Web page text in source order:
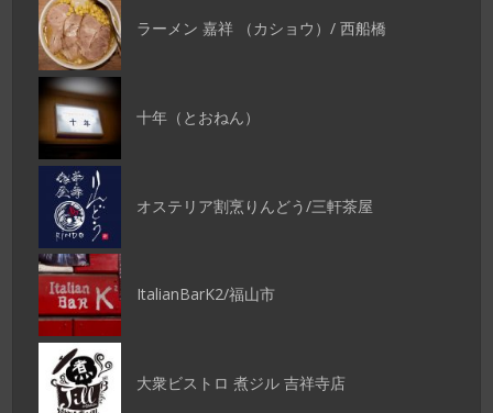
ラーメン 嘉祥 （カショウ）/ 西船橋
十年（とおねん）
オステリア割烹りんどう/三軒茶屋
ItalianBarK2/福山市
大衆ビストロ 煮ジル 吉祥寺店